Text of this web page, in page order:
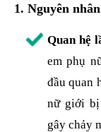
1. Nguyên
Quan hệ
em phụ
đầu quan
nữ giới bị
gây chảy